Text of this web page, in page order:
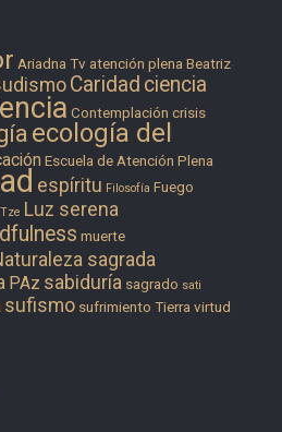
Ariadna Tv atención plena Beatriz
Caridad ciencia
Contemplación crisis
ecología del
Escuela de Atención Plena
espíritu Filosofía Fuego
Luz serena
muerte
sagrada
PAz sabiduría sagrado sati
sufismo sufrimiento Tierra virtud